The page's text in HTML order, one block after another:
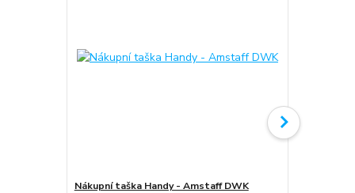
Nákupní taška Handy - Amstaff DWK